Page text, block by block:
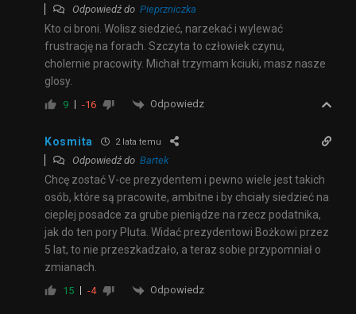
Odpowiedź do Pieprzniczka
Kto ci broni. Wolisz siedzieć, narzekać i wylewać
frustrację na forach. Szczyta to człowiek czynu,
cholernie pracowity. Michał trzymam kciuki, masz nasze
glosy.
9 -16 Odpowiedz
Kosmita 2 lata temu
Odpowiedź do Bartek
Chcę zostać V-ce prezydentem i pewno wiele jest takich
osób, które są pracowite, ambitne i by chciały siedzieć na
cieplej posadce za grube pieniądze na rzecz podatnika,
jak do ten pory Pluta. Widać prezydentowi Bożkowi przez
5 lat, to nie przeszkadzało, a teraz sobie przypomniał o
zmianach.
15 -4 Odpowiedz